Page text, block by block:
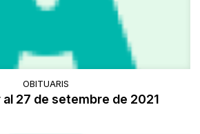
OBITUARIS
27 de setembre de 2021